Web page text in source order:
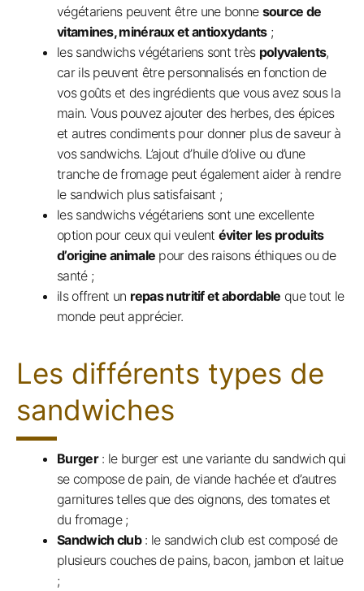
végétariens peuvent être une bonne source de
vitamines, minéraux et antioxydants;
les sandwichs végétariens sont très polyvalents,
car ils peuvent être personnalisés en fonction de
vos goûts et des ingrédients que vous avez sous la
main. Vous pouvez ajouter des herbes, des épices
et autres condiments pour donner plus de saveur à
vos sandwichs. L’ajout d’huile d’olive ou d’une
tranche de fromage peut également aider à rendre
le sandwich plus satisfaisant ;
les sandwichs végétariens sont une excellente
option pour ceux qui veulent éviter les produits
d’origine animale pour des raisons éthiques ou de
santé ;
ils offrent un repas nutritif et abordable que tout le
monde peut apprécier.
Les différents types de
sandwiches
Burger: le burger est une variante du sandwich qui
se compose de pain, de viande hachée et d’autres
garnitures telles que des oignons, des tomates et
du fromage ;
Sandwich club: le sandwich club est composé de
plusieurs couches de pains, bacon, jambon et laitue
;